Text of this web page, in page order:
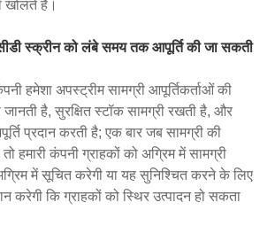
खोलते हैं।
स्क्रीन को लंबे समय तक आपूर्ति की जा सकती
हमेशा अपस्ट्रीम सामग्री आपूर्तिकर्ताओं की
जानती है, सुरक्षित स्टॉक सामग्री रखती है, और
प्रदान करती है; एक बार जब सामग्री की
हमारी कंपनी ग्राहकों को अग्रिम में सामग्री
में सूचित करेगी या यह सुनिश्चित करने के लिए
करेगी कि ग्राहकों को स्थिर उत्पादन हो सकता